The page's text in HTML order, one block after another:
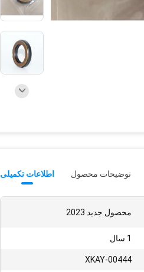
اطلاعات تکمیلی توضیحات محصول
محصول جدید 2023
1 سال
XKAY-00444